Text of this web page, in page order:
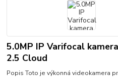
5.0MP IP Varifocal
2.5 Cloud
Popis Toto je výkonná videokamera